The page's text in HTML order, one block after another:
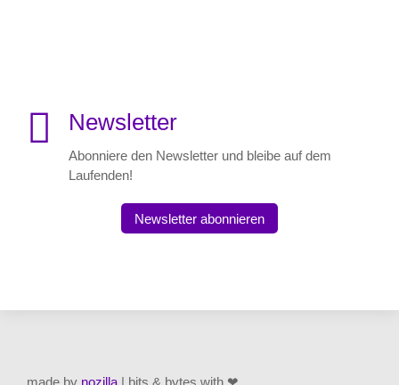
 Newsletter
Abonniere den Newsletter und bleibe auf dem
Laufenden!
Newsletter abonnieren
made by nozilla | bits & bytes with ❤